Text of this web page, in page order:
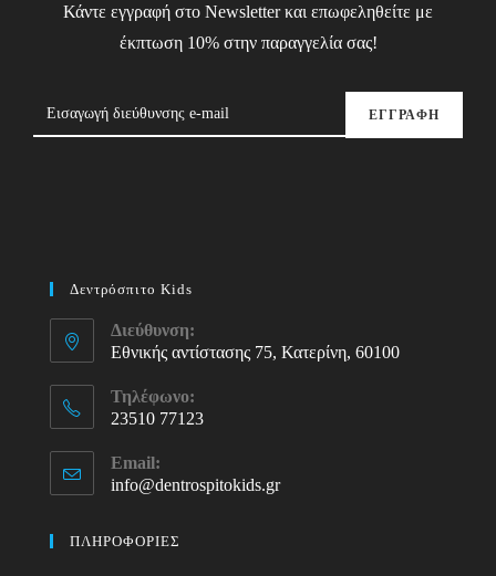
Κάντε εγγραφή στο Newsletter και επωφεληθείτε με
έκπτωση 10% στην παραγγελία σας!
ΕΓΓΡΑΦΗ
Δεντρόσπιτο Kids
Διεύθυνση:
Εθνικής αντίστασης 75, Κατερίνη, 60100
Τηλέφωνο:
23510 77123
in
your
Email:
info@dentrospitokids.grOpens
ΠΛΗΡΟΦΟΡΙΕΣ